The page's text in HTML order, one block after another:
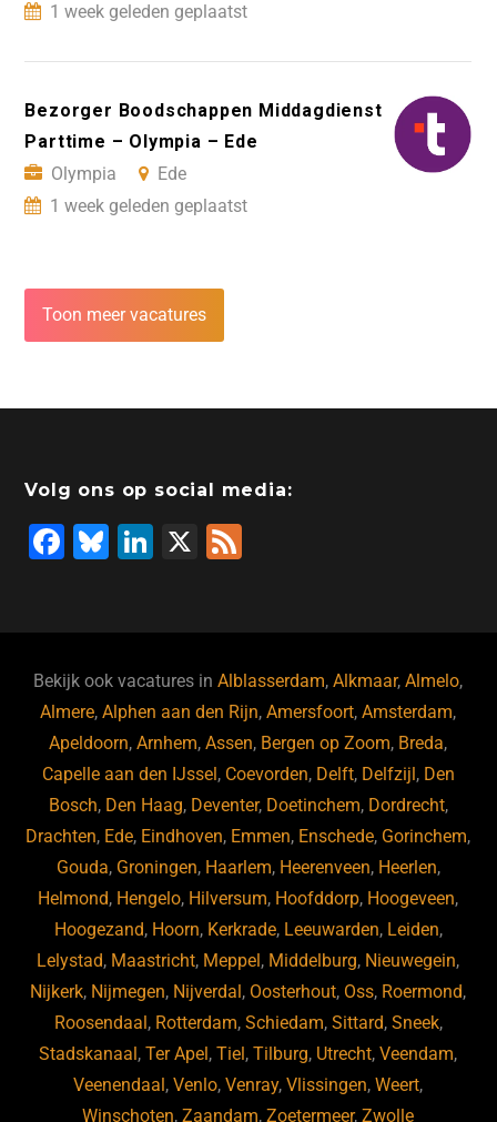
1 week geleden geplaatst
Bezorger Boodschappen Middagdienst
Parttime – Olympia – Ede
Olympia
Ede
1 week geleden geplaatst
Toon meer vacatures
Volg ons op social media:
F
b
o
o
k
Bl
ky
Li
dI
n
X
Bekijk ook vacatures inAlblasserdam,Alkmaar,Almelo,
Almere,Alphen aan den Rijn,Amersfoort,Amsterdam,
Apeldoorn,Arnhem,Assen, Bergen op Zoom, Breda,
Capelle aan den IJssel , Coevorden, Delft, Delfzijl , Den
Bosch, Den Haag, Deventer, Doetinchem, Dordrecht,
Drachten, Ede, Eindhoven, Emmen, Enschede, Gorinchem,
Gouda, Groningen, Haarlem, Heerenveen, Heerlen,
Helmond, Hengelo, Hilversum, Hoofddorp, Hoogeveen,
Hoogezand, Hoorn, Kerkrade, Leeuwarden, Leiden,
Lelystad, Maastricht, Meppel , Middelburg, Nieuwegein,
Nijkerk, Nijmegen, Nijverdal , Oosterhout, Oss, Roermond,
Roosendaal , Rotterdam, Schiedam, Sittard, Sneek,
Stadskanaal ,Ter Apel ,Tiel ,Tilburg, Utrecht,Veendam,
Veenendaal ,Venlo,Venray,Vlissingen,Weert,
Winschoten,Zaandam,Zoetermeer,Zwolle